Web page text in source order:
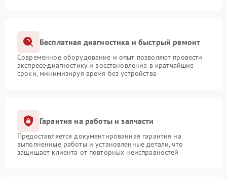
Бесплатная диагностика и быстрый ремонт
Современное оборудование и опыт позволяют провести
экспресс-диагностику и восстановление в кратчайшие
сроки, минимизируя время без устройства
Гарантия на работы и запчасти
Предоставляется документированная гарантия на
выполненные работы и установленные детали, что
защищает клиента от повторных неисправностей